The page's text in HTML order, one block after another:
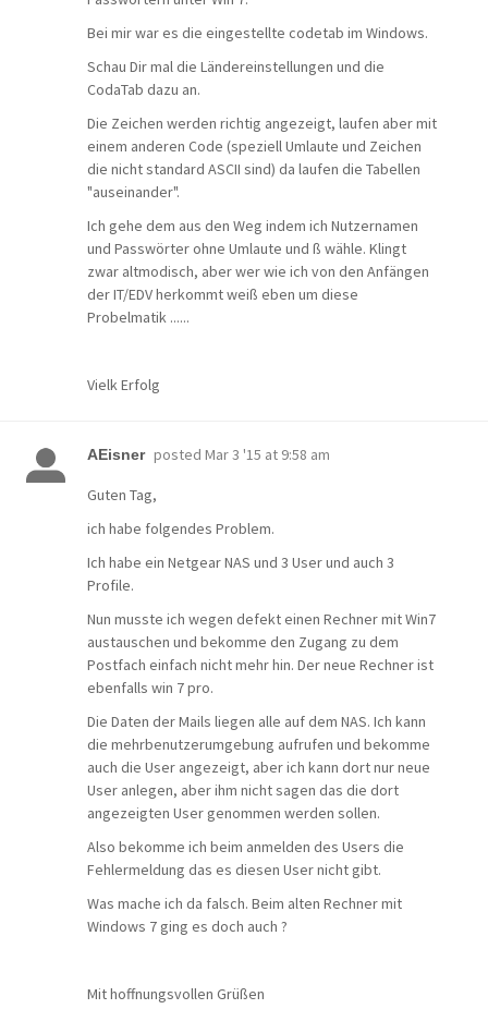
Bei mir war es die eingestellte codetab im Windows.
Schau Dir mal die Ländereinstellungen und die
CodaTab dazu an.
Die Zeichen werden richtig angezeigt, laufen aber mit
einem anderen Code (speziell Umlaute und Zeichen
die nicht standard ASCII sind) da laufen die Tabellen
"auseinander".
Ich gehe dem aus den Weg indem ich Nutzernamen
und Passwörter ohne Umlaute und ß wähle. Klingt
zwar altmodisch, aber wer wie ich von den Anfängen
der IT/EDV herkommt weiß eben um diese
Probelmatik ......
Vielk Erfolg
AEisner posted Mar 3 '15 at 9:58 am
Guten Tag,
ich habe folgendes Problem.
Ich habe ein Netgear NAS und 3 User und auch 3
Profile.
Nun musste ich wegen defekt einen Rechner mit Win7
austauschen und bekomme den Zugang zu dem
Postfach einfach nicht mehr hin. Der neue Rechner ist
ebenfalls win 7 pro.
Die Daten der Mails liegen alle auf dem NAS. Ich kann
die mehrbenutzerumgebung aufrufen und bekomme
auch die User angezeigt, aber ich kann dort nur neue
User anlegen, aber ihm nicht sagen das die dort
angezeigten User genommen werden sollen.
Also bekomme ich beim anmelden des Users die
Fehlermeldung das es diesen User nicht gibt.
Was mache ich da falsch. Beim alten Rechner mit
Windows 7 ging es doch auch ?
Mit hoffnungsvollen Grüßen